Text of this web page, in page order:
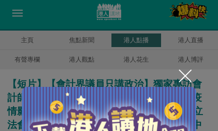
主頁 焦點新聞 港人點播 港人直播
有聲專欄 港人觀點 港人花生 港人博評
【短片】【會計界議員只講政治】獨家專訪會
計師公會前會長趙麗娟：會計師跨境業務受疫
情影響、望受惠於14日檢疫豁免、但會計界立
法會議員梁繼昌不發聲、反而政治掛帥、在中